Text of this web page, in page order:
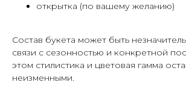
открытка (по вашему желанию)
Состав букета может быть
связи с сезонностью и конкретной
этом стилистика и цветовая гамма
неизменными.